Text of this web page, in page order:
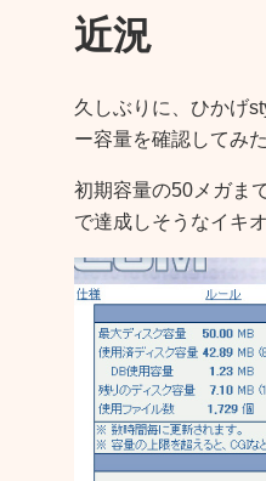
近況
久しぶりに、ひかげ
ー容量を確認してみ
初期容量の50メガま
で達成しそうなイキ